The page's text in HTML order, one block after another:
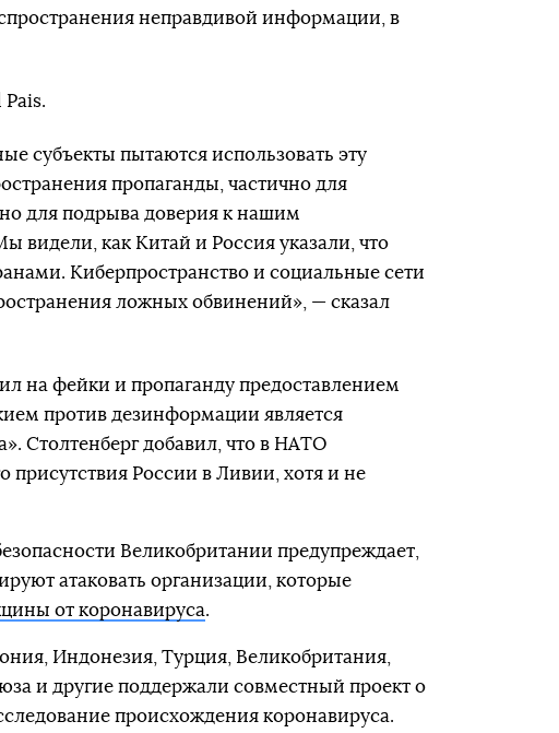
неправдивой информации, в
субъекты пытаются использовать эту
пропаганды, частично для
для подрыва доверия к нашим
видели, как Китай и Россия указали, что
Киберпространство и социальные сети
ложных обвинений», — сказал
на фейки и пропаганду предоставлением
против дезинформации является
Столтенберг добавил, что в НАТО
присутствия России в Ливии, хотя и не
Великобритании предупреждает,
атаковать организации, которые
от коронавируса.
Индонезия, Турция, Великобритания,
и другие поддержали совместный проект о
происхождения коронавируса.